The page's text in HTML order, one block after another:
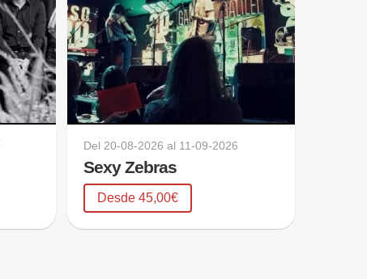
Del 20-08-2026 al 11-09-2026
Sexy Zebras
Desde 45,00€